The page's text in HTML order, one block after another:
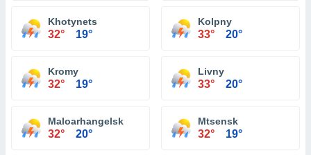
Khotynets
32° 19°
Kolpny
33° 20°
Kromy
32° 19°
Livny
33° 20°
Maloarhangelsk
32° 20°
Mtsensk
32° 19°